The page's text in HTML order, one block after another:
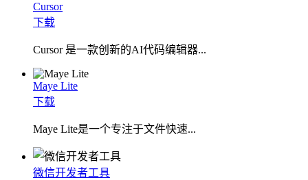
Cursor
下载
Cursor 是一款创新的AI代码编辑器...
Maye Lite
下载
​Maye Lite是一个专注于文件快速...
微信开发者工具